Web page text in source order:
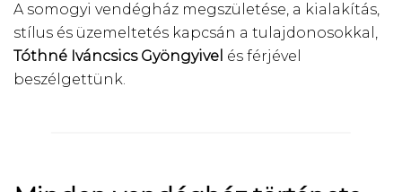
A somogyi vendégház megszületése, a kialakítás,
stílus és üzemeltetés kapcsán a tulajdonosokkal,
Tóthné Iváncsics Gyöngyivel és férjével
beszélgettünk.